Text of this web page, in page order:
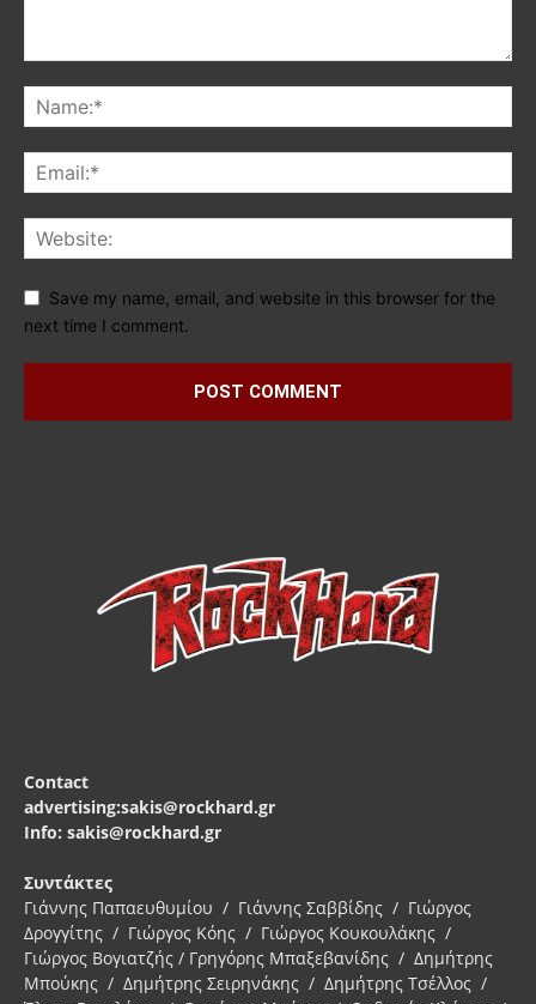
Save my name, email, and website in this browser for the
next time I comment.
Contact
advertising:sakis@rockhard.gr
Info: sakis@rockhard.gr
Συντάκτες
Γιάννης Παπαευθυμίου / Γιάννης Σαββίδης / Γιώργος
Δρογγίτης / Γιώργος Κόης / Γιώργος Κουκουλάκης /
Γιώργος Βογιατζής / Γρηγόρης Μπαξεβανίδης / Δημήτρης
Μπούκης / Δημήτρης Σειρηνάκης / Δημήτρης Τσέλλος /